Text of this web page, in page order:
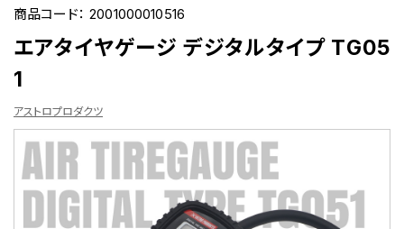
商品コード：2001000010516
エアタイヤゲージ デジタルタイプ TG05
1
アストロプロダクツ